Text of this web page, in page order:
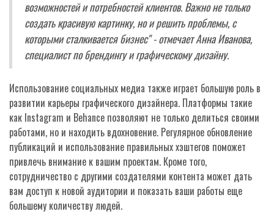
возможностей и потребностей клиентов. Важно не только
создать красивую картинку, но и решить проблемы, с
которыми сталкивается бизнес" - отмечает Анна Иванова,
специалист по брендингу и графическому дизайну.
Использование социальных медиа также играет большую роль в
развитии карьеры графического дизайнера. Платформы такие
как Instagram и Behance позволяют не только делиться своими
работами, но и находить вдохновение. Регулярное обновление
публикаций и использование правильных хэштегов поможет
привлечь внимание к вашим проектам. Кроме того,
сотрудничество с другими создателями контента может дать
вам доступ к новой аудитории и показать ваши работы еще
большему количеству людей.